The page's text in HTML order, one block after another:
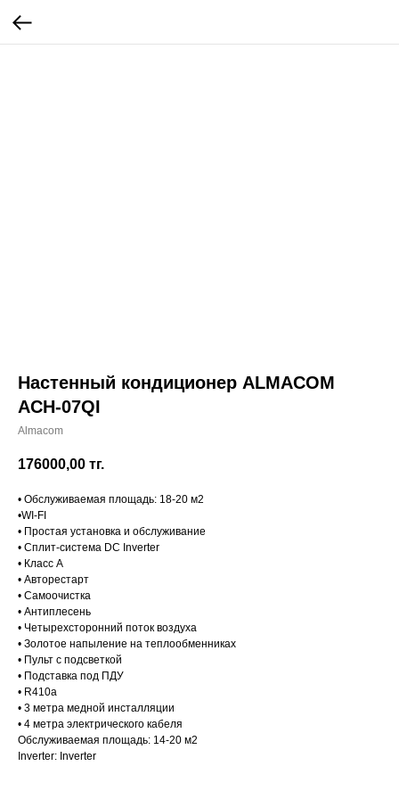
Настенный кондиционер ALMACOM
ACH-07QI
Almacom
176000,00 тг.
• Обслуживаемая площадь: 18-20 м2
•WI-FI
• Простая установка и обслуживание
• Сплит-система DC Inverter
• Класс А
• Авторестарт
• Самоочистка
• Антиплесень
• Четырехсторонний поток воздуха
• Золотое напыление на теплообменниках
• Пульт с подсветкой
• Подставка под ПДУ
• R410a
• 3 метра медной инсталляции
• 4 метра электрического кабеля
Обслуживаемая площадь: 14-20 м2
Inverter: Inverter